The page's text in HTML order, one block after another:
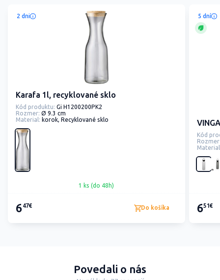
2 dni
Karafa 1l, recyklované sklo
Kód produktu: Gi H1200200PK2
Rozmer: Ø 9.3 cm
Material: korok, Recyklované sklo
1 ks (do 48h)
647€ Do košíka
5 dní
Kód
651€
Povedali o nás